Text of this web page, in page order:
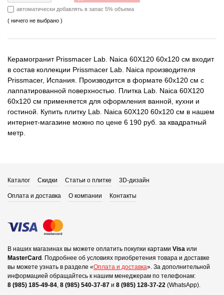
автоматически добавлять в запас 5% объема
( ничего не выбрано )
Керамогранит Prissmacer Lab. Naica 60X120 60x120 см входит
в состав коллекции Prissmacer Lab. Naica производителя
Prissmacer, Испания. Производится в формате 60x120 см с
лаппатированной поверхностью. Плитка Lab. Naica 60X120
60x120 см применяется для оформления ванной, кухни и
гостиной. Купить плитку Lab. Naica 60X120 60x120 см в нашем
интернет-магазине можно по цене 6 190 руб. за квадратный
метр.
Каталог Скидки Статьи о плитке 3D-дизайн
Оплата и доставка О компании Контакты
В наших магазинах вы можете оплатить покупки картами Visa или
MasterCard . Подробнее об условиях приобретения товара и доставке
вы можете узнать в разделе «Оплата и доставка». За дополнительной
информацией обращайтесь к нашим менеджерам по телефонам:
8 (985) 185-49-84, 8 (985) 540-37-87 и 8 (985) 128-37-22 (WhatsApp).